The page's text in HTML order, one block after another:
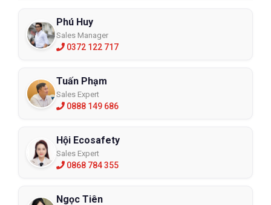
Phú Huy
Sales Manager
0372 122 717
Tuấn Phạm
Sales Expert
0888 149 686
Hội Ecosafety
Sales Expert
0868 784 355
Ngọc Tiên